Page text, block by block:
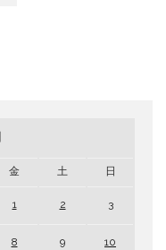
金 土 日
1 2 3
8 9 10